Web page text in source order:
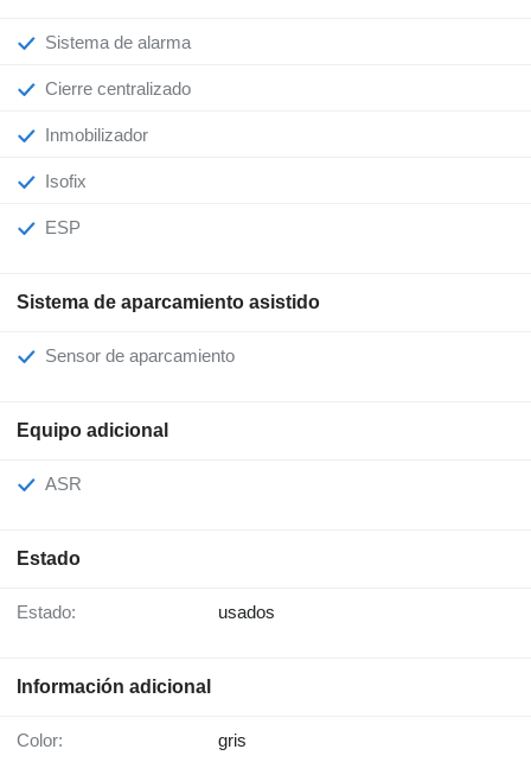
Sistema de alarma
Cierre centralizado
Inmobilizador
Isofix
ESP
Sistema de aparcamiento asistido
Sensor de aparcamiento
Equipo adicional
ASR
Estado
Estado: usados
Información adicional
Color: gris